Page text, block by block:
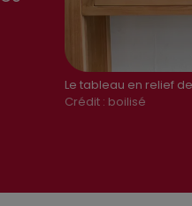
Le tableau en relief
Crédit : boilisé